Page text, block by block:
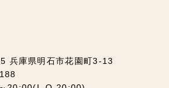
庫県明石市花園町3-13